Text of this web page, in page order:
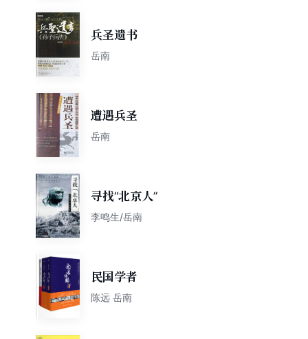
兵圣遗书
岳南
遭遇兵圣
岳南
寻找“北京人”
李鸣生/岳南
民国学者
陈远 岳南